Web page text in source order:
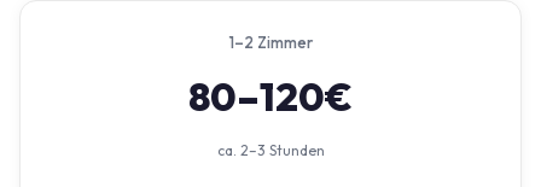
1–2 Zimmer
80–120€
ca. 2–3 Stunden